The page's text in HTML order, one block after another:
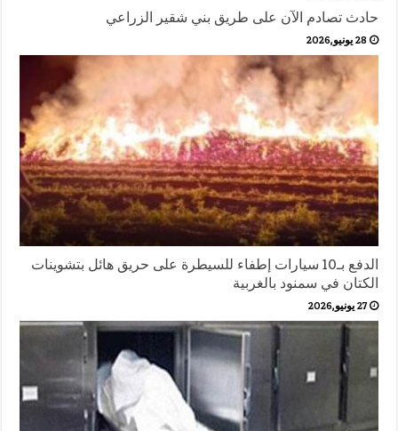
حادث تصادم الآن على طريق بني شقير الزراعي
28 يونيو,2026
الدفع بـ10 سيارات إطفاء للسيطرة على حريق هائل بتشوينات
الكتان في سمنود بالغربية
27 يونيو,2026